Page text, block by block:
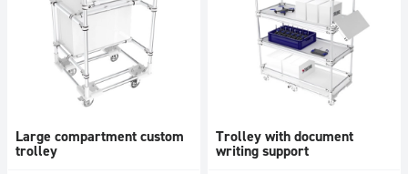
Large compartment custom
trolley
Trolley with document
writing support